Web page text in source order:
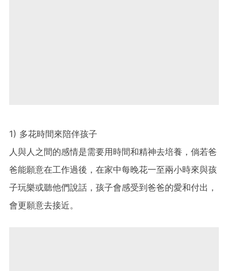
1) 多花時間來陪伴孩子
人與人之間的感情是需要用時間和精神去培養，倘若爸
爸能願意在工作過後，在家中每晚花一至兩小時來與孩
子玩樂或聽他們說話，孩子會感受到爸爸的愛和付出，
會更願意去接近。